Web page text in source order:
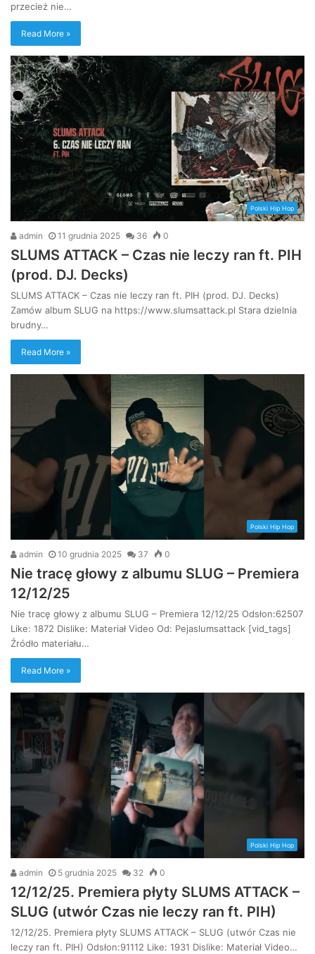
przecież nie…
Read More »
Polski Hip Hop
admin 11 grudnia 2025 36 0
SLUMS ATTACK – Czas nie leczy ran ft. PIH
(prod. DJ. Decks)
SLUMS ATTACK – Czas nie leczy ran ft. PIH (prod. DJ. Decks)
Zamów album SLUG na https://www.slumsattack.pl Stara dzielnia
brudny…
Read More »
Polski Hip Hop
admin 10 grudnia 2025 37 0
Nie tracę głowy z albumu SLUG – Premiera
12/12/25
Nie tracę głowy z albumu SLUG – Premiera 12/12/25 Odsłon:62507
Like: 1872 Dislike: Materiał Video Od: Pejaslumsattack [vid_tags]
Źródło materiału…
Read More »
Polski Hip Hop
admin 5 grudnia 2025 32 0
12/12/25. Premiera płyty SLUMS ATTACK –
SLUG (utwór Czas nie leczy ran ft. PIH)
12/12/25. Premiera płyty SLUMS ATTACK – SLUG (utwór Czas nie
leczy ran ft. PIH) Odsłon:91112 Like: 1931 Dislike: Materiał Video…